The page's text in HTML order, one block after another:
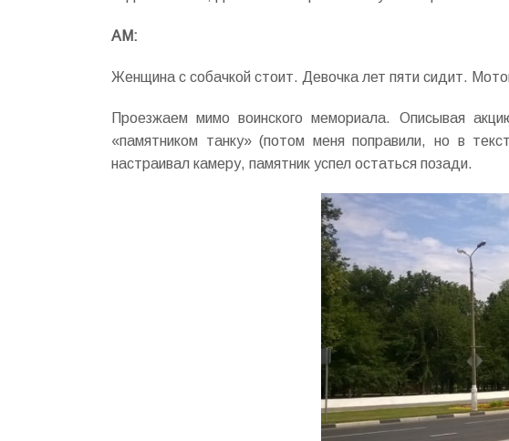
АМ:
Женщина с собачкой стоит. Девочка лет пяти сидит.
Проезжаем мимо воинского мемориала. Описывая
«памятником танку» (потом меня поправили, но в
настраивал камеру, памятник успел остаться позади.